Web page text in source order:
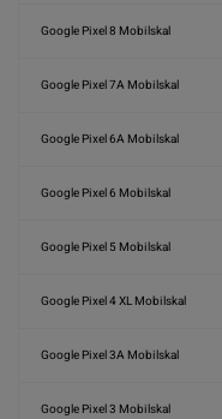
Google Pixel 8 Mobilskal
Google Pixel 7A Mobilskal
Google Pixel 6A Mobilskal
Google Pixel 6 Mobilskal
Google Pixel 5 Mobilskal
Google Pixel 4 XL Mobilskal
Google Pixel 3A Mobilskal
Google Pixel 3 Mobilskal